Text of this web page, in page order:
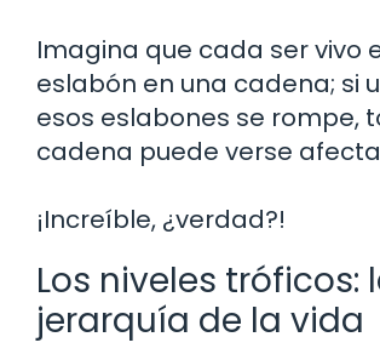
Imagina que cada ser vivo
eslabón en una cadena; si
esos eslabones se rompe,
cadena puede verse
¡Increíble, ¿verdad?!
Los niveles tróficos:
jerarquía de la vida